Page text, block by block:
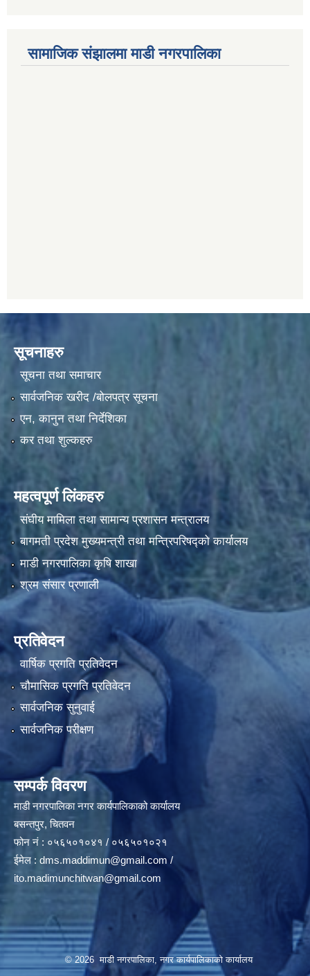
सामाजिक संझालमा माडी नगरपालिका
सूचनाहरु
सूचना तथा समाचार
सार्वजनिक खरीद /बोलपत्र सूचना
एन, कानुन तथा निर्देशिका
कर तथा शुल्कहरु
महत्वपूर्ण लिंकहरु
संघीय मामिला तथा सामान्य प्रशासन मन्त्रालय
बागमती प्रदेश मुख्यमन्त्री तथा मन्त्रिपरिषद्को कार्यालय
माडी नगरपालिका कृषि शाखा
श्रम संसार प्रणाली
प्रतिवेदन
वार्षिक प्रगति प्रतिवेदन
चौमासिक प्रगति प्रतिवेदन
सार्वजनिक सुनुवाई
सार्वजनिक परीक्षण
सम्पर्क विवरण
माडी नगरपालिका नगर कार्यपालिकाको कार्यालय
बसन्तपुर, चितवन
फोन नं : ०५६५०१०४१ / ०५६५०१०२१
ईमेल : dms.maddimun@gmail.com/
ito.madimunchitwan@gmail.com
© 2026 माडी नगरपालिका, नगर कार्यपालिकाकाे कार्यालय